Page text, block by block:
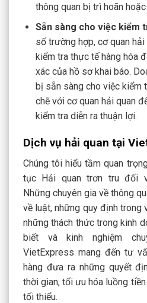
thông quan bị trì hoãn
Sẵn sàng cho việc kiểm
số trường hợp, cơ quan
kiểm tra thực tế hàng hóa
xác của hồ sơ khai báo.
bị sẵn sàng cho việc kiểm
chẽ với cơ quan hải quan
kiểm tra diễn ra thuận lợi.
Dịch vụ hải quan tại
Chúng tôi hiểu tầm quan
tục Hải quan trơn tru đối
Những chuyên gia về thông
về luật, những quy định trong
những thách thức trong kinh
biết và kinh nghiệm
VietExpress mang đến tư
hàng đưa ra những quyết
thời gian, tối ưu hóa luồng
tối thiểu.